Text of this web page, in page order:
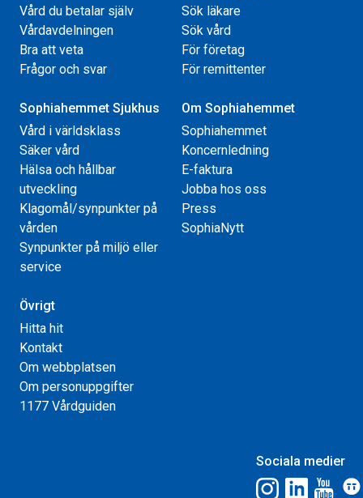
Vård du betalar själv
Vårdavdelningen
Bra att veta
Frågor och svar
Sök läkare
Sök vård
För företag
För remittenter
Sophiahemmet Sjukhus
Vård i världsklass
Säker vård
Hälsa och hållbar
utveckling
Klagomål/synpunkter på
vården
Synpunkter på miljö eller
service
Om Sophiahemmet
Sophiahemmet
Koncernledning
E-faktura
Jobba hos oss
Press
SophiaNytt
Övrigt
Hitta hit
Kontakt
Om webbplatsen
Om personuppgifter
1177 Vårdguiden
Sociala medier